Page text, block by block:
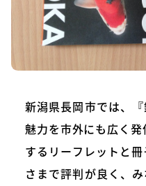
新潟県長岡市では、
魅力を市外にも広く
するリーフレットと
さまで評判が良く、